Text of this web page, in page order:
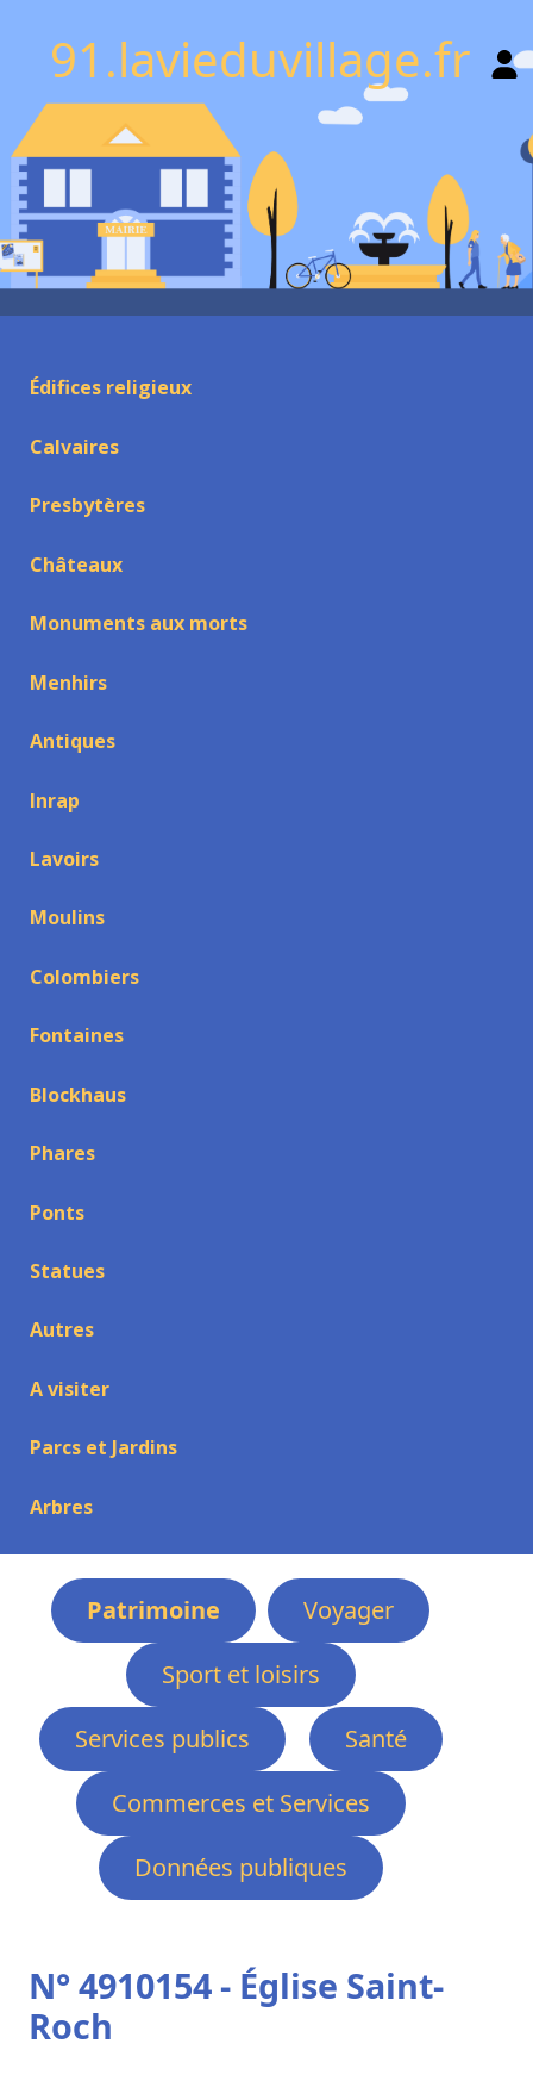
91.lavieduvillage.fr
Édifices religieux
Calvaires
Presbytères
Châteaux
Monuments aux morts
Menhirs
Antiques
Inrap
Lavoirs
Moulins
Colombiers
Fontaines
Blockhaus
Phares
Ponts
Statues
Autres
A visiter
Parcs et Jardins
Arbres
Patrimoine
Voyager
Sport et loisirs
Services publics
Santé
Commerces et Services
Données publiques
N° 4910154 - Église Saint-
Roch